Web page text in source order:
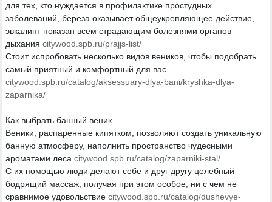
для тех, кто нуждается в профилактике простудных
заболеваний, береза оказывает общеукрепляющее действие,
эвкалипт показан всем страдающим болезнями органов
дыхания citywood.spb.ru/prajjs-list/
Стоит испробовать несколько видов веников, чтобы подобрать
самый приятный и комфортный для вас
citywood.spb.ru/catalog/aksessuary-dlya-bani/kryshka-dlya-
zaparnika/
Как выбрать банный веник
Веники, распаренные кипятком, позволяют создать уникальную
банную атмосферу, наполнить пространство чудесными
ароматами леса citywood.spb.ru/catalog/zaparniki-stal/
С их помощью люди делают себе и друг другу целебный
бодрящий массаж, получая при этом особое, ни с чем не
сравнимое удовольствие citywood.spb.ru/catalog/dushevye-